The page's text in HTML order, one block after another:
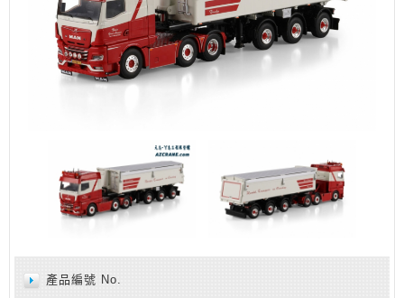
產品編號 No.